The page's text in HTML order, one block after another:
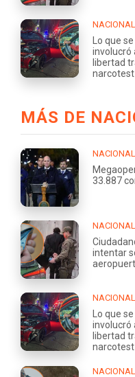
NACIONAL
Lo que
involucró
libertad
narcotest
MÁS DE
NACIONAL
33.887
NACIONAL
intentar
NACIONAL
Lo que
involucró
libertad
narcotest
NACIONAL